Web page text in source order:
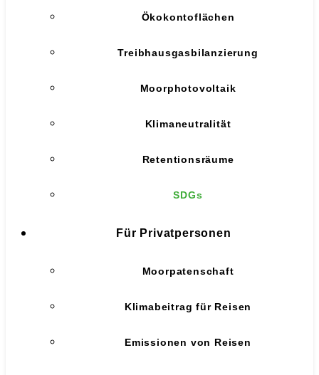
Ökokontoflächen
Treibhausgasbilanzierung
Moorphotovoltaik
Klimaneutralität
Retentionsräume
SDGs
Für Privatpersonen
Moorpatenschaft
Klimabeitrag für Reisen
Emissionen von Reisen